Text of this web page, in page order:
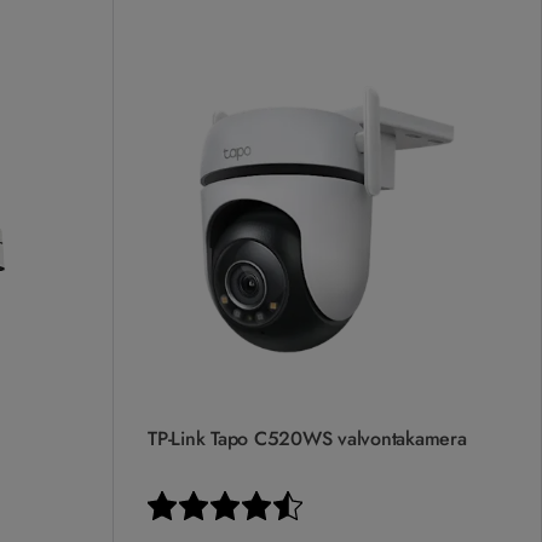
TP-Link Tapo C520WS valvontakamera
Arvio: